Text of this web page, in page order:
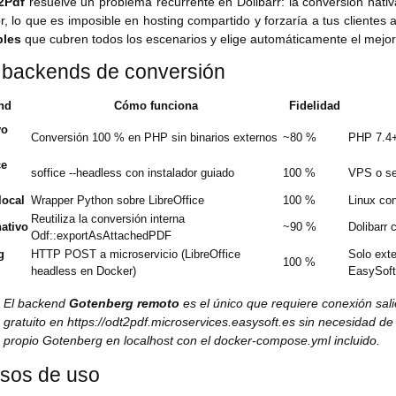
lo que es imposible en hosting compartido y forzaría a tus clientes
que cubren todos los escenarios y elige automáticamente el
de conversión
Cómo funciona
Fidelidad
Conversión 100 % en PHP sin binarios externos ~80 % PHP
soffice --headless con instalador guiado 100 % VPS o
Wrapper Python sobre LibreOffice 100 %
Linux
Reutiliza la conversión interna
Odf::exportAsAttachedPDF
~90 % Dolibarr
HTTP POST a microservicio (LibreOffice
headless en Docker)
100 %
Solo
El backend Gotenberg remoto es el único que requiere conexión
gratuito en https://odt2pdf.microservices.easysoft.es sin necesidad
propio Gotenberg en localhost con el docker-compose.yml incluido.
de uso